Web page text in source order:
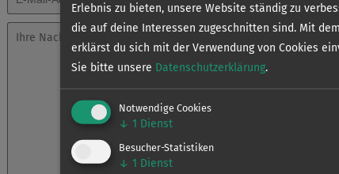
Erlebnis zu bieten, unsere Website ständig zu
die auf deine Interessen zugeschnitten sind. Mit
erklärst du sich mit der Verwendung von Cookies
Sie bitte unsere Datenschutzerklärung.
Notwendige Cookies
↓ 1 Dienst
Besucher-Statistiken
↓ 1 Dienst